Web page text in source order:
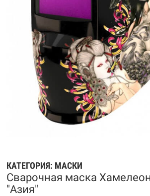
КАТЕГОРИЯ: МАСКИ
Сварочная маска
"Азия"